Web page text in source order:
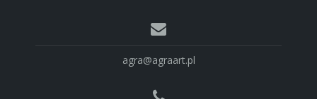
agra@agraart.pl